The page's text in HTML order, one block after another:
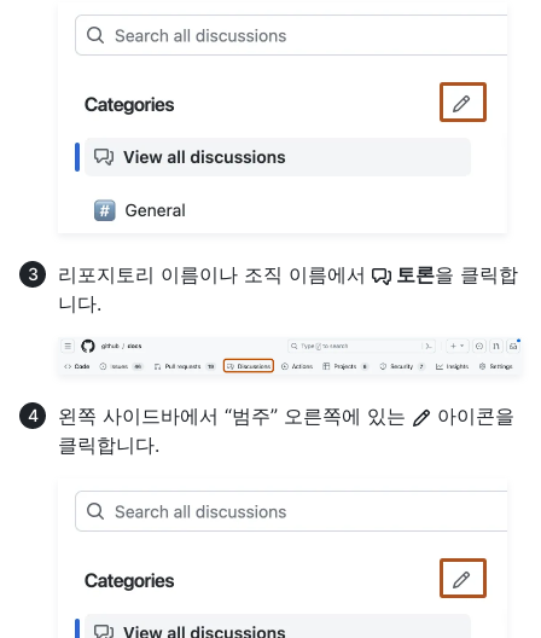
리포지토리 이름이나 조직 이름에서 토론을 클릭합
니다.
왼쪽 사이드바에서 “범주” 오른쪽에 있는
아이콘을
클릭합니다.